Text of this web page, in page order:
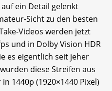
ein Detail gelenkt
Sicht zu den besten
Videos werden jetzt
und in Dolby Vision HDR
es eigentlich seit jeher
diese Streifen aus
1440p (1920×1440 Pixel)